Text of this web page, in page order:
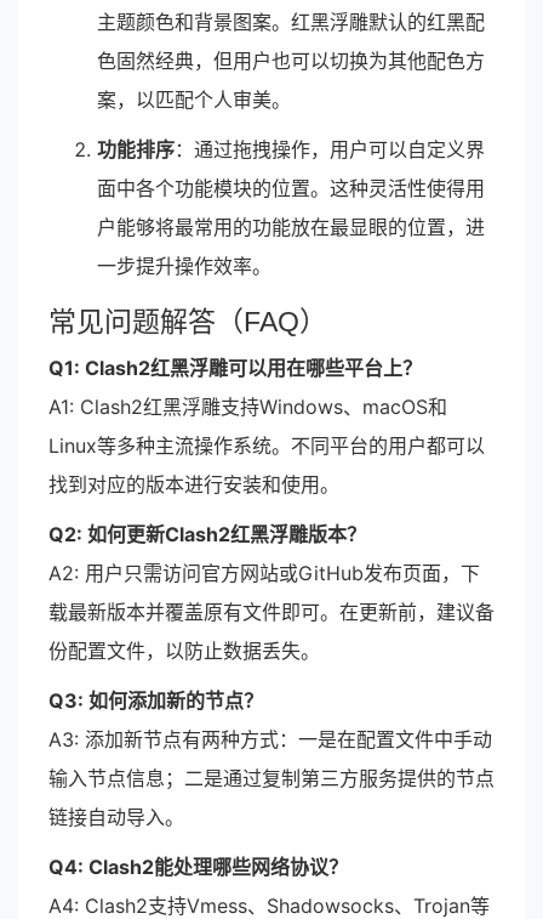
主题颜色和背景图案。红黑浮雕默认的红黑配
色固然经典，但用户也可以切换为其他配色方
案，以匹配个人审美。
功能排序：通过拖拽操作，用户可以自定义界
面中各个功能模块的位置。这种灵活性使得用
户能够将最常用的功能放在最显眼的位置，进
一步提升操作效率。
常见问题解答（FAQ）
Q1: Clash2红黑浮雕可以用在哪些平台上？
A1: Clash2红黑浮雕支持Windows、macOS和
Linux等多种主流操作系统。不同平台的用户都可以
找到对应的版本进行安装和使用。
Q2: 如何更新Clash2红黑浮雕版本？
A2: 用户只需访问官方网站或GitHub发布页面，下
载最新版本并覆盖原有文件即可。在更新前，建议备
份配置文件，以防止数据丢失。
Q3: 如何添加新的节点？
A3: 添加新节点有两种方式：一是在配置文件中手动
输入节点信息；二是通过复制第三方服务提供的节点
链接自动导入。
Q4: Clash2能处理哪些网络协议？
A4: Clash2支持Vmess、Shadowsocks、Trojan等